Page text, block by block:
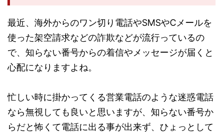
最近、海外からのワン切り電話やSMSやCメールを
使った架空請求などの詐欺などが流行っているの
で、知らない番号からの着信やメッセージが届くと
心配になりますよね。
忙しい時に掛かってくる営業電話のような迷惑電話
なら無視しても良いと思いますが、知らない番号か
らだと怖くて電話に出る事が出来ず、ひょっとして